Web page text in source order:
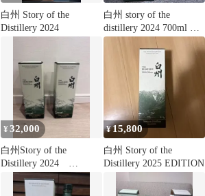
白州 Story of the
Distillery 2024
白州 story of the
distillery 2024 700ml 未
開栓 神奈川県/群馬県/
埼玉県限定発送 2 戸塚
¥32,000
白州Story of the
Distillery 2024
SUNTORY
¥15,800
白州 Story of the
Distillery 2025 EDITION